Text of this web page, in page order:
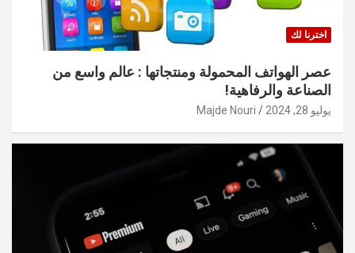
اخترنا لك
عصر الهواتف المحمولة ومنتجاتها : عالم واسع من
الصناعة والرفاهية!
يوليو 28, 2024 Majde Nouri